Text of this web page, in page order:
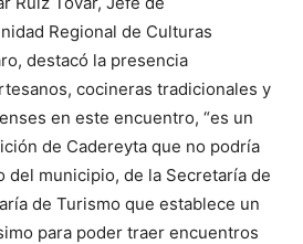
Regional de Culturas
destacó la presencia
cocineras tradicionales y
en este encuentro, “es un
de Cadereyta que no podría
del municipio, de la Secretaría de
de Turismo que establece un
para poder traer encuentros